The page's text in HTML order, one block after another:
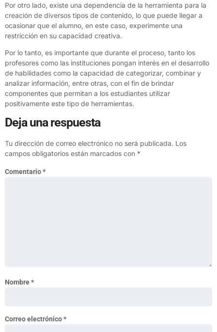
Por otro lado, existe una dependencia de la herramienta para la
creación de diversos tipos de contenido, lo que puede llegar a
ocasionar que el alumno, en este caso, experimente una
restricción en su capacidad creativa.
Por lo tanto, es importante que durante el proceso, tanto los
profesores como las instituciones pongan interés en el desarrollo
de habilidades como la capacidad de categorizar, combinar y
analizar información, entre otras, con el fin de brindar
componentes que permitan a los estudiantes utilizar
positivamente este tipo de herramientas.
Deja una respuesta
Tu dirección de correo electrónico no será publicada. Los
campos obligatorios están marcados con *
Comentario*
Nombre*
Correo electrónico*